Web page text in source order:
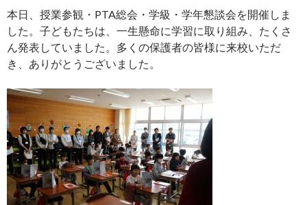
本日、授業参観・PTA総会・学級・学年懇談会を開催しま
した。子どもたちは、一生懸命に学習に取り組み、たくさ
ん発表していました。多くの保護者の皆様に来校いただ
き、ありがとうございました。